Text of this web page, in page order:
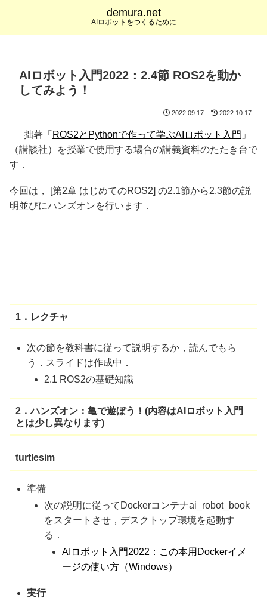
demura.net
AIロボットをつくるために
AIロボット入門2022：2.4節 ROS2を動か
してみよう！
2022.09.17 2022.10.17
拙著「 ROS2とPythonで作って学ぶAIロボット入門 」
（講談社）を授業で使用する場合の講義資料のたたき台で
す．
今回は， [第2章 はじめてのROS2] の2.1節から2.3節の説
明並びにハンズオンを行います．
1．レクチャ
次の節を教科書に従って説明するか，読んでもら
う．スライドは作成中．
2.1 ROS2の基礎知識
2．ハンズオン：亀で遊ぼう！(内容はAIロボット入門
とは少し異なります)
turtlesim
準備
次の説明に従ってDockerコンテナai_robot_book
をスタートさせ，デスクトップ環境を起動す
る．
AIロボット入門2022：この本用Dockerイメ
ージの使い方（Windows）
実行